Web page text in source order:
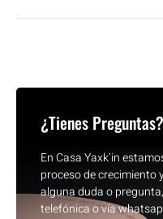
¿Tienes Preguntas?
En Casa Yaxk’in
proceso de crecimiento
alguna duda o
telefónica o vía